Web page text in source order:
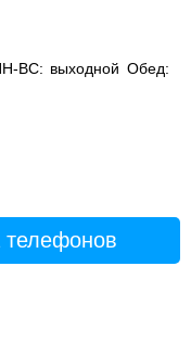
ВС: выходной Обед:
телефонов